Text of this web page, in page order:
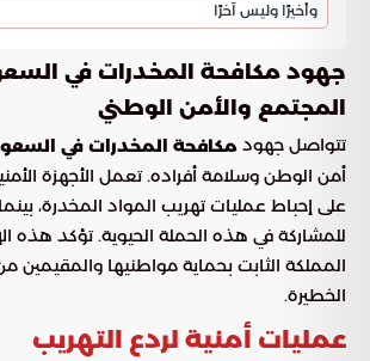
وأخيرًا وليس آخرًا
جهود مكافحة المخدرات في
المجتمع والأمن الوطني
تتواصل جهود مكافحة المخدرات في
أمن الوطن وسلامة أفراده. تعمل الأجهزة
على إحباط عمليات تهريب المواد المخدرة،
للمشاركة في هذه الحملة الحيوية. تؤكد هذه
المملكة الثابت بحماية مواطنيها والمقيمين
الخطيرة.
عمليات أمنية لردع التهريب